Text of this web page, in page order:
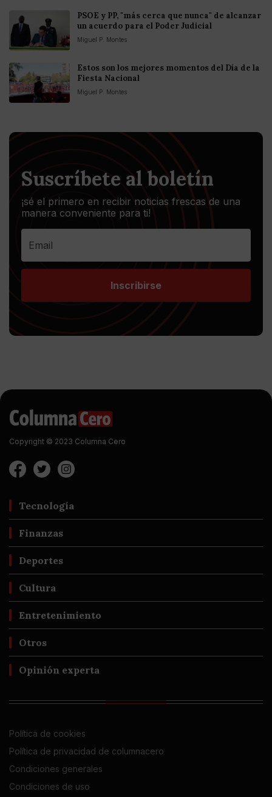
PSOE y PP, "más cerca que nunca" de alcanzar
un acuerdo para el Poder Judicial
Miguel P. Montes
Estos son los mejores momentos del Día de la
Fiesta Nacional
Miguel P. Montes
Suscríbete al boletín
¡sé el primero en recibir noticias frescas de una
manera conveniente para ti!
Inscribirse
Copyright © 2023 Columna Cero
Tecnología
Finanzas
Deportes
Cultura
Entretenimiento
Otros
Opinión experta
Política de cookies
Política de privacidad de columnacero
Condiciones generales
Condiciones de uso